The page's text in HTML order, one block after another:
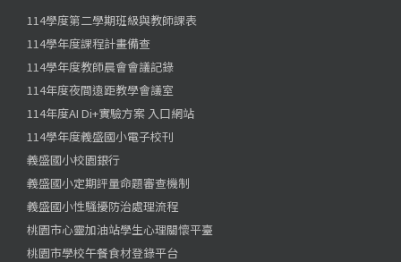
114學度第二學期班級與教師課表
114學年度課程計畫備查
114學年度教師晨會會議記錄
114年度夜間遠距教學會議室
114年度AI Di+實驗方案 入口網站
114學年度義盛國小電子校刊
義盛國小校園銀行
義盛國小定期評量命題審查機制
義盛國小性騷擾防治處理流程
桃園市心靈加油站學生心理關懷平臺
桃園市學校午餐食材登錄平台